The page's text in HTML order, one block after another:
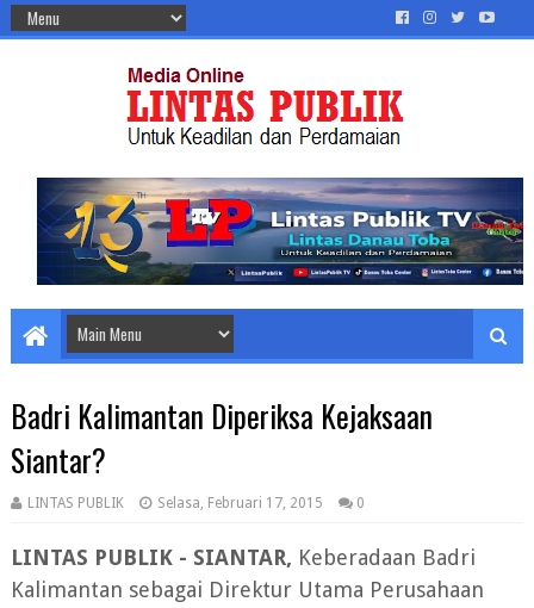
Badri Kalimantan Diperiksa Kejaksaan
Siantar?
LINTAS PUBLIK Selasa, Februari 17, 2015 0
LINTAS PUBLIK - SIANTAR, Keberadaan Badri
Kalimantan sebagai Direktur Utama Perusahaan